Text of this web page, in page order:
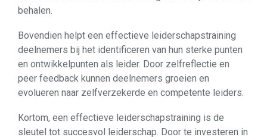
behalen.
Bovendien helpt een effectieve leiderschapstraining
deelnemers bij het identificeren van hun sterke punten
en ontwikkelpunten als leider. Door zelfreflectie en
peer feedback kunnen deelnemers groeien en
evolueren naar zelfverzekerde en competente leiders.
Kortom, een effectieve leiderschapstraining is de
sleutel tot succesvol leiderschap. Door te investeren in